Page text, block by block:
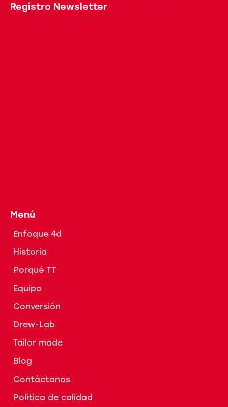
Regístro Newsletter
Menú
Enfoque 4d
Historia
Porqué TT
Equipo
Conversión
Drew-Lab
Tailor made
Blog
Contáctanos
Política de calidad